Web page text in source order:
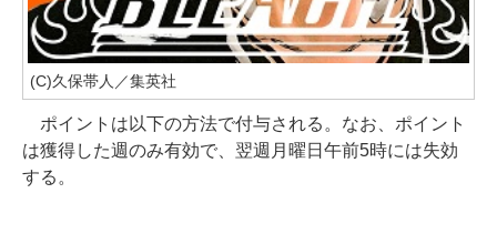
(C)久保帯人／集英社
ポイントは以下の方法で付与される。なお、ポイント
は獲得した週のみ有効で、翌週月曜日午前5時には失効
する。